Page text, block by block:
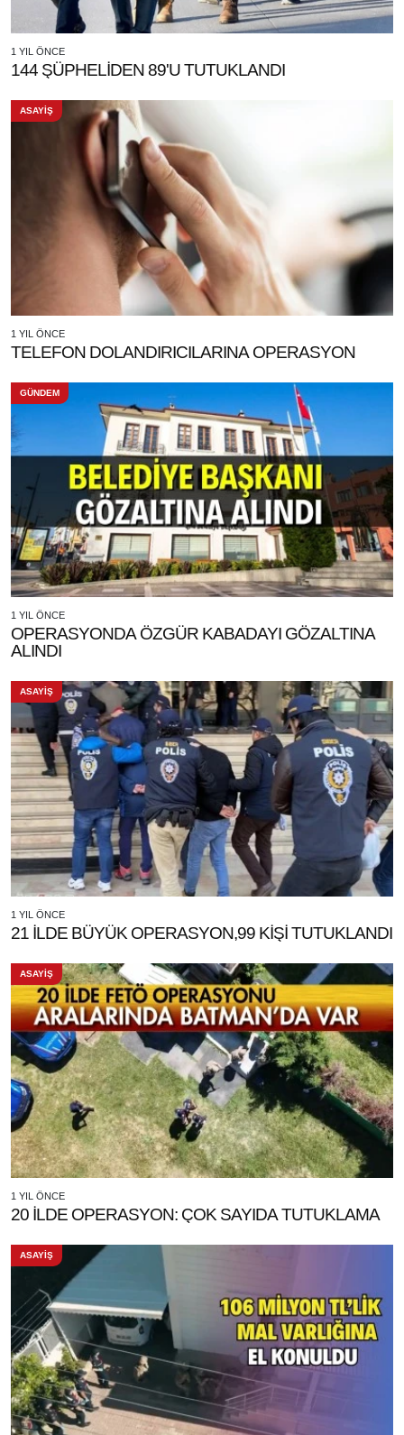
1 YIL ÖNCE
144 ŞÜPHELİDEN 89'U TUTUKLANDI
ASAYİŞ
1 YIL ÖNCE
TELEFON DOLANDIRICILARINA OPERASYON
GÜNDEM
1 YIL ÖNCE
OPERASYONDA ÖZGÜR KABADAYI GÖZALTINA
ALINDI
ASAYİŞ
1 YIL ÖNCE
21 İLDE BÜYÜK OPERASYON,99 KİŞİ TUTUKLANDI
ASAYİŞ
1 YIL ÖNCE
20 İLDE OPERASYON: ÇOK SAYIDA TUTUKLAMA
ASAYİŞ